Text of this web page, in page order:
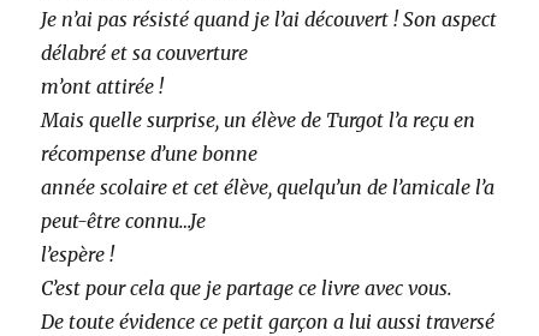
Je n’ai pas résisté quand je l’ai découvert ! Son aspect
délabré et sa couverture
m’ont attirée !
Mais quelle surprise, un élève de Turgot l’a reçu en
récompense d’une bonne
année scolaire et cet élève, quelqu’un de l’amicale l’a
peut-être connu…Je
l’espère !
C’est pour cela que je partage ce livre avec vous.
De toute évidence ce petit garçon a lui aussi traversé